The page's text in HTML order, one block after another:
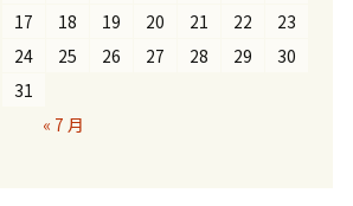
17
18 19 20 21 22
23
24
25 26 27 28 29
30
31
« 7 月